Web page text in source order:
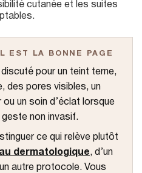
cutanée et les suites
EST LA BONNE PAGE
pour un teint terne,
des pores visibles, un
un soin d’éclat lorsque
geste non invasif.
ce qui relève plutôt
dermatologique, d’un
autre protocole. Vous